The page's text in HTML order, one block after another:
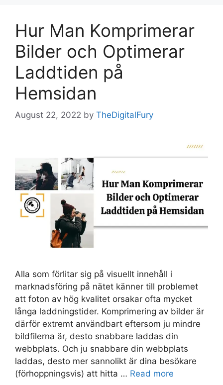
Hur Man Komprimerar
Bilder och Optimerar
Laddtiden på
Hemsidan
August 22, 2022 by TheDigitalFury
Alla som förlitar sig på visuellt innehåll i
marknadsföring på nätet känner till problemet
att foton av hög kvalitet orsakar ofta mycket
långa laddningstider. Komprimering av bilder är
därför extremt användbart eftersom ju mindre
bildfilerna är, desto snabbare laddas din
webbplats. Och ju snabbare din webbplats
laddas, desto mer sannolikt är dina besökare
(förhoppningsvis) att hitta … Read more